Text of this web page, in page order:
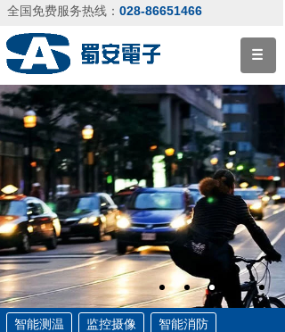
全国免费服务热线： 028-86651466
智能测温 监控摄像
智能消防